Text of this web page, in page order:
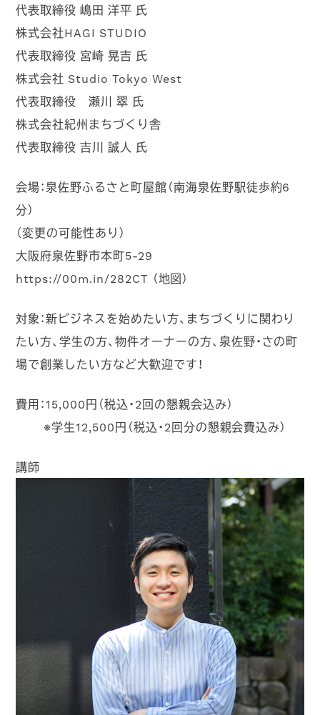
代表取締役 嶋田 洋平 氏
株式会社HAGI STUDIO
代表取締役 宮崎 晃吉 氏
株式会社 Studio Tokyo West
代表取締役 瀬川 翠 氏
株式会社紀州まちづくり舎
代表取締役 吉川 誠人 氏
会場：泉佐野ふるさと町屋館（南海泉佐野駅徒歩約6
分）
（変更の可能性あり）
大阪府泉佐野市本町5-29
https://00m.in/282CT （地図）
対象：新ビジネスを始めたい方、まちづくりに関わり
たい方、学生の方、物件オーナーの方、泉佐野・さの町
場で創業したい方など大歓迎です！
費用：15,000円（税込・2回の懇親会込み）
※学生12,500円 （税込・2回分の懇親会費込み）
講師